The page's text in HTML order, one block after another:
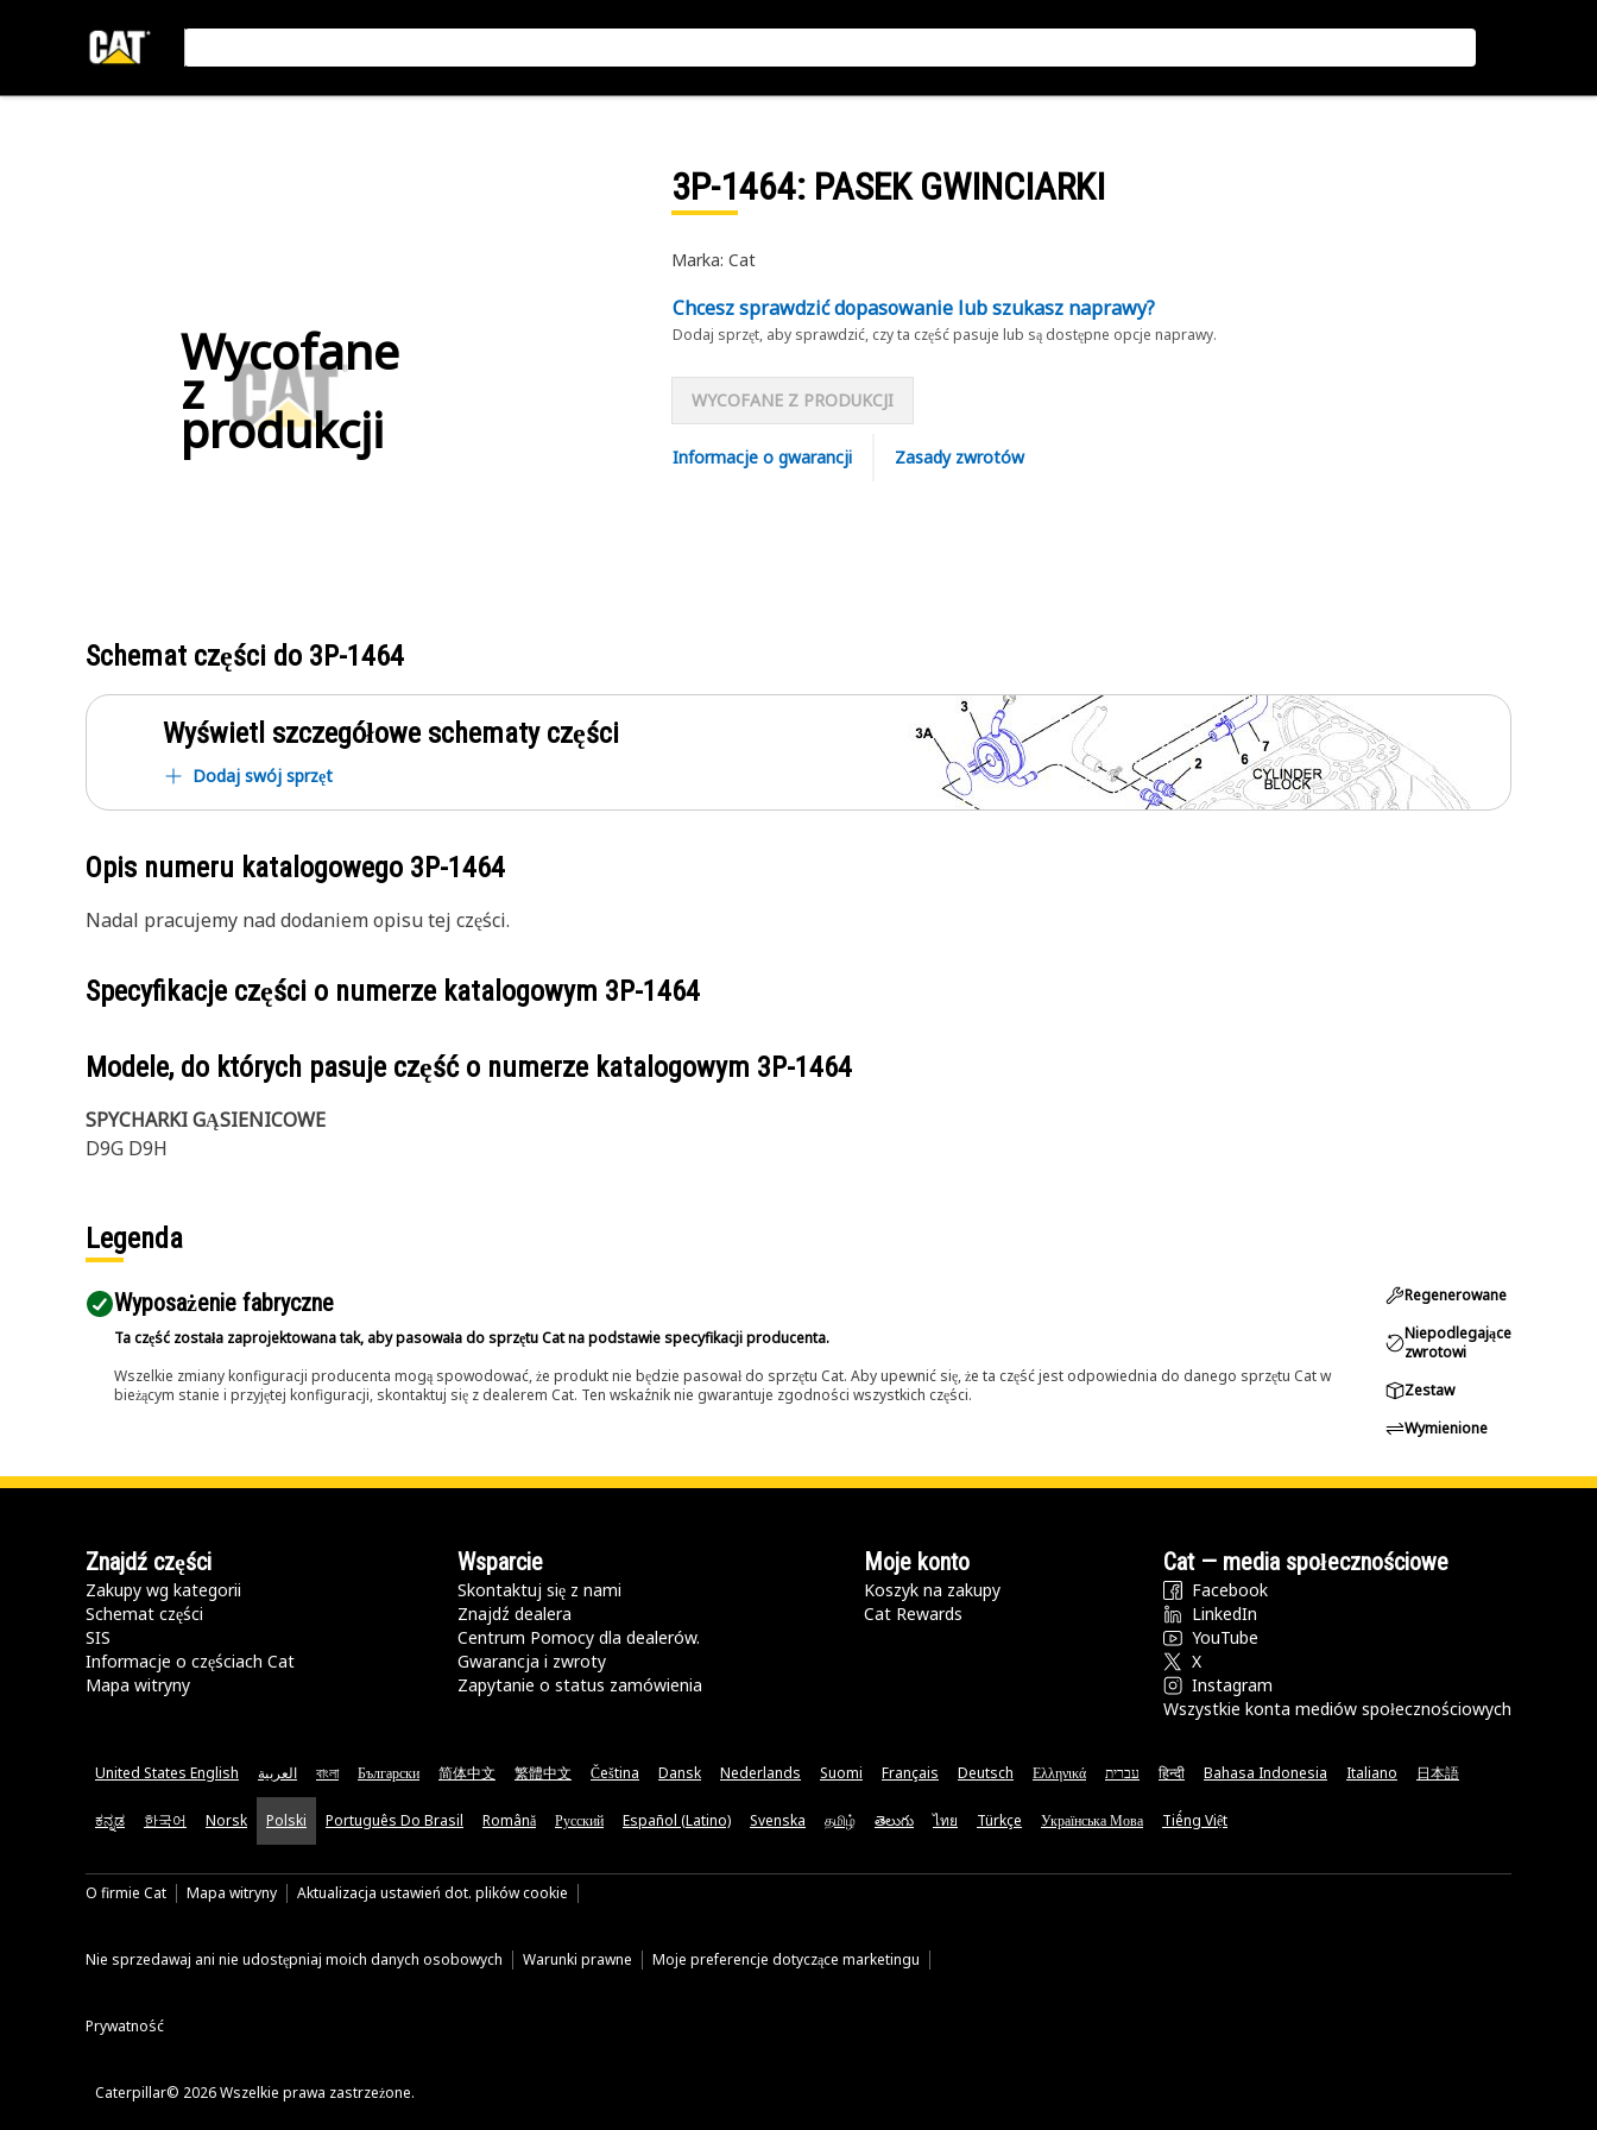
Wycofane
z
produkcji
3P-1464: PASEK GWINCIARKI
Marka: Cat
Chcesz sprawdzić dopasowanie lub szukasz naprawy?
Dodaj sprzęt, aby sprawdzić, czy ta część pasuje lub są dostępne opcje naprawy.
WYCOFANE Z PRODUKCJI
Informacje o gwarancji Zasady zwrotów
Schemat części do 3P-1464
Wyświetl szczegółowe schematy części
Dodaj swój sprzęt
Opis numeru katalogowego 3P-1464
Nadal pracujemy nad dodaniem opisu tej części.
Specyfikacje części o numerze katalogowym 3P-1464
Modele, do których pasuje część o numerze katalogowym 3P-1464
SPYCHARKI GĄSIENICOWE
D9G D9H
Legenda
Wyposażenie fabryczne
Ta część została zaprojektowana tak, aby pasowała do sprzętu Cat na podstawie specyfikacji producenta.
Wszelkie zmiany konfiguracji producenta mogą spowodować, że produkt nie będzie pasował do sprzętu Cat. Aby upewnić się, że ta część jest odpowiednia do danego sprzętu Cat w
bieżącym stanie i przyjętej konfiguracji, skontaktuj się z dealerem Cat. Ten wskaźnik nie gwarantuje zgodności wszystkich części.
Regenerowane
Niepodlegające
zwrotowi
Zestaw
Wymienione
Znajdź części
Zakupy wg kategorii
Schemat części
SIS
Informacje o częściach Cat
Mapa witryny
Wsparcie
Skontaktuj się z nami
Znajdź dealera
Centrum Pomocy dla dealerów.
Gwarancja i zwroty
Zapytanie o status zamówienia
Moje konto
Koszyk na zakupy
Cat Rewards
Cat — media społecznościowe
Facebook
LinkedIn
YouTube
X
Instagram
Wszystkie konta mediów społecznościowych
United States English العربية বাংলা Български 简体中文 繁體中文 Čeština Dansk Nederlands Suomi Français Deutsch Ελληνικά עברית हिन्दी Bahasa Indonesia Italiano 日本語
ಕನ್ನಡ 한국어 Norsk Polski Português Do Brasil Română Русский Español (Latino) Svenska தமிழ் తెలుగు ไทย Türkçe Українська Мова Tiếng Việt
O firmie Cat Mapa witryny Aktualizacja ustawień dot. plików cookie
Nie sprzedawaj ani nie udostępniaj moich danych osobowych Warunki prawne Moje preferencje dotyczące marketingu
Prywatność
Caterpillar© 2026 Wszelkie prawa zastrzeżone.